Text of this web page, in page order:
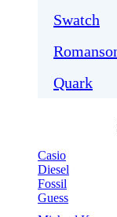
Swatch
Quark
Casio
Diesel
Fossil
Guess